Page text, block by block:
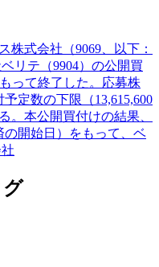
株式会社（9069、以下：
リテ（9904）の公開買
って終了した。応募株
定数の下限（13,615,600
。本公開買付けの結果、
の開始日）をもって、ベ